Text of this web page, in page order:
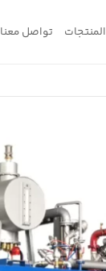
المنتجات تواصل معنا